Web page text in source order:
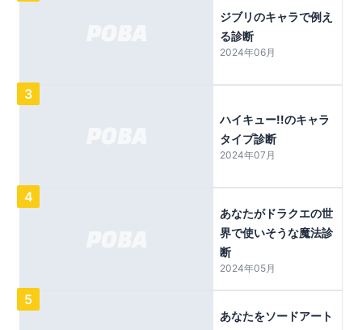
ジブリのキャラで例え
る診断
2024年06月
3
ハイキュー!!のキャラ
タイプ診断
2024年07月
4
あなたがドラクエの世
界で使いそうな魔法診
断
2024年05月
5
あなたをソードアート